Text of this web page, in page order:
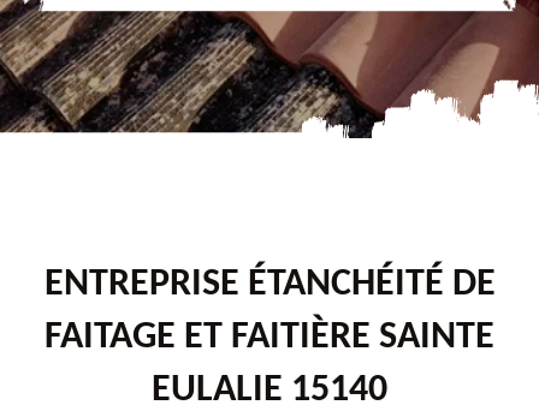
ENTREPRISE ÉTANCHÉITÉ DE
FAITAGE ET FAITIÈRE SAINTE
EULALIE 15140